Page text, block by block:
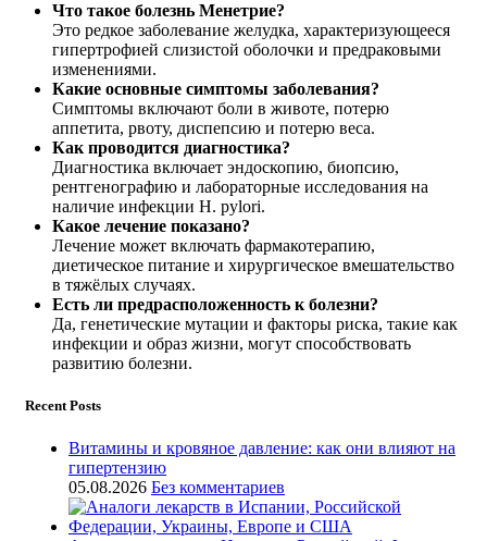
Что такое болезнь Менетрие?
Это редкое заболевание желудка, характеризующееся
гипертрофией слизистой оболочки и предраковыми
изменениями.
Какие основные симптомы заболевания?
Симптомы включают боли в животе, потерю
аппетита, рвоту, диспепсию и потерю веса.
Как проводится диагностика?
Диагностика включает эндоскопию, биопсию,
рентгенографию и лабораторные исследования на
наличие инфекции H. pylori.
Какое лечение показано?
Лечение может включать фармакотерапию,
диетическое питание и хирургическое вмешательство
в тяжёлых случаях.
Есть ли предрасположенность к болезни?
Да, генетические мутации и факторы риска, такие как
инфекции и образ жизни, могут способствовать
развитию болезни.
Recent Posts
Витамины и кровяное давление: как они влияют на
гипертензию
05.08.2026 Без комментариев